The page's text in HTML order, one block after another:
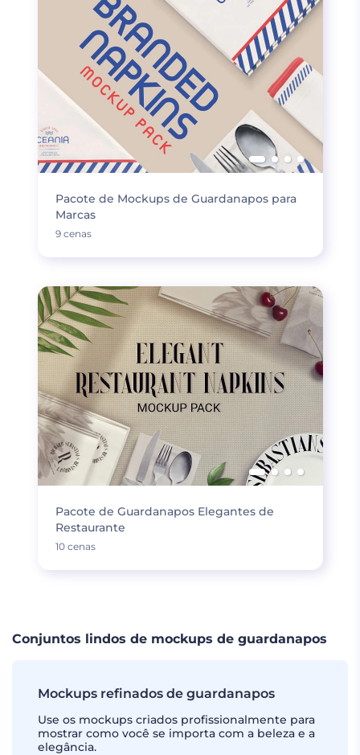
Pacote de Mockups de Guardanapos para
Marcas
9 cenas
Pacote de Guardanapos Elegantes de
Restaurante
10 cenas
Conjuntos lindos de mockups de guardanapos
Mockups refinados de guardanapos
Use os mockups criados profissionalmente para
mostrar como você se importa com a beleza e a
elegância.